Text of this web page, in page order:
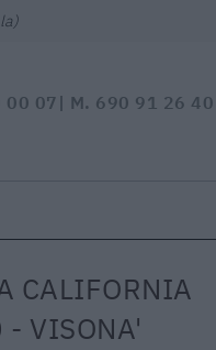
00 07 | M. 690 91 26 40
CALIFORNIA
- VISONA'